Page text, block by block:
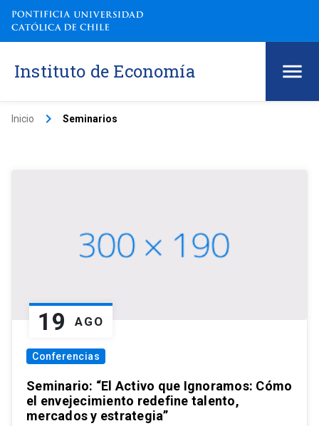
Instituto de Economía
Inicio keyboard_arrow_right Seminarios
19 AGO
Conferencias
Seminario: “El Activo que Ignoramos: Cómo
el envejecimiento redefine talento,
mercados y estrategia”